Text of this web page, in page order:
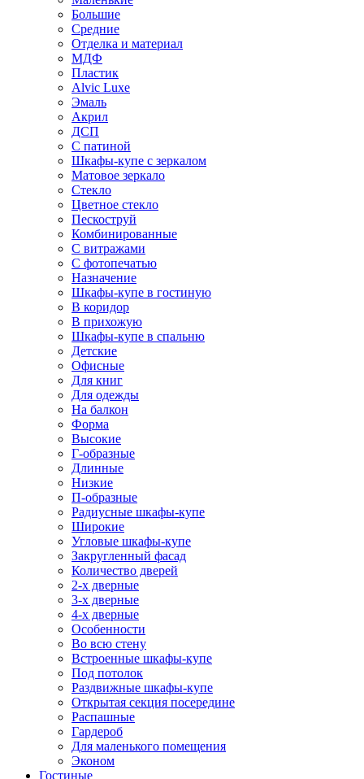
Большие
Средние
Отделка и материал
МДФ
Пластик
Alvic Luxe
Эмаль
Акрил
ДСП
С патиной
Шкафы-купе с зеркалом
Матовое зеркало
Стекло
Цветное стекло
Пескоструй
Комбинированные
С витражами
С фотопечатью
Назначение
Шкафы-купе в гостиную
В коридор
В прихожую
Шкафы-купе в спальню
Детские
Офисные
Для книг
Для одежды
На балкон
Форма
Высокие
Г-образные
Длинные
Низкие
П-образные
Радиусные шкафы-купе
Широкие
Угловые шкафы-купе
Закругленный фасад
Количество дверей
2-х дверные
3-х дверные
4-х дверные
Особенности
Во всю стену
Встроенные шкафы-купе
Под потолок
Раздвижные шкафы-купе
Открытая секция посередине
Распашные
Гардероб
Для маленького помещения
Эконом
Гостиные